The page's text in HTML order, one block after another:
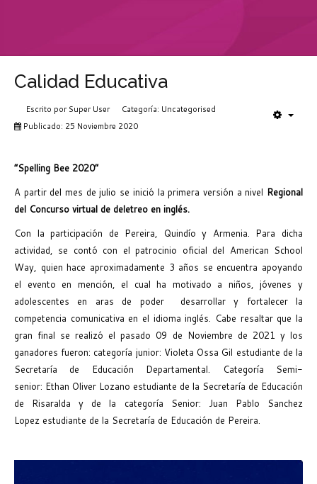
Calidad Educativa
Escrito porSuper User Categoría: Uncategorised
Publicado: 25 Noviembre 2020
“Spelling Bee 2020”
A partir del mes de julio se inició la primera versión a nivel Regional
del Concurso virtual de deletreo en inglés.
Con la participación de Pereira, Quindío y Armenia. Para dicha
actividad, se contó con el patrocinio oficial del American School
Way, quien hace aproximadamente 3 años se encuentra apoyando
el evento en mención, el cual ha motivado a niños, jóvenes y
adolescentes en aras de poder desarrollar y fortalecer la
competencia comunicativa en el idioma inglés. Cabe resaltar que la
gran final se realizó el pasado 09 de Noviembre de 2021 y los
ganadores fueron: categoría junior: Violeta Ossa Gil estudiante de la
Secretaría de Educación Departamental. Categoría Semi-
senior: Ethan Oliver Lozano estudiante de la Secretaría de Educación
de Risaralda y de la categoría Senior: Juan Pablo Sanchez
Lopez estudiante de la Secretaría de Educación de Pereira.